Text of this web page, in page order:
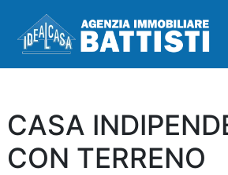
contenuto
CASA
CON TERRENO